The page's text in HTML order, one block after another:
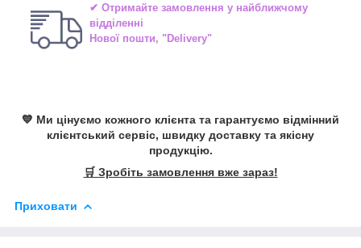
✔ Отримайте замовлення у найближчому
відділенні
Нової пошти, "Delivery"
💙 Ми цінуємо кожного клієнта та гарантуємо відмінний
клієнтський сервіс, швидку доставку та якісну
продукцію.
🛒 Зробіть замовлення вже зараз!
Приховати